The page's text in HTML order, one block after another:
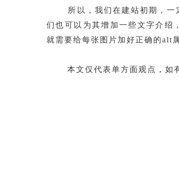
所以，我们在建站初期，一定
们也可以为其增加一些文字介绍
就需要给每张图片加好正确的alt
本文仅代表单方面观点，如有